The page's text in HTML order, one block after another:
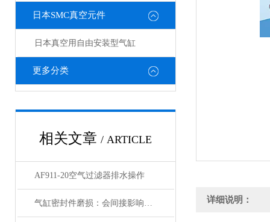
日本SMC真空元件
日本真空用自由安装型气缸
更多分类
相关文章 / ARTICLE
AF911-20空气过滤器排水操作
气缸密封件磨损：会间接影响电磁阀与锁定阀的性能吗 详细说明：